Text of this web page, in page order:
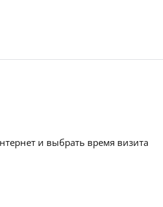
и выбрать время визита